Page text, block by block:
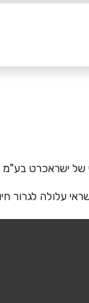
ישראכרט
עלולה לגרור